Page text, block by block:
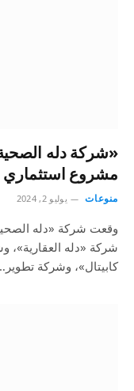
«شركة دله
مشروع استثماري
منوعات يوليو 2, 2024
وقعت شركة «دله
شركة «دله العقارية»،
كابيتال»، وشركة